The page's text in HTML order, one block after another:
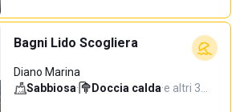
Bagni Lido Scogliera
Diano Marina
Sabbiosa· Doccia calda·e altri 3…